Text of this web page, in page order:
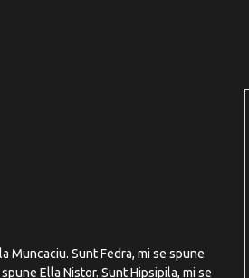
Muncaciu. Sunt Fedra, mi se spune
Ella Nistor. Sunt Hipsipila, mi se